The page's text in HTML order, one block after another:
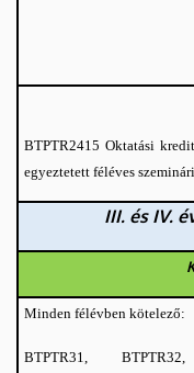
BTPTR2415 Oktatási
egyeztetett féléves
III. és IV.
Minden félévben kötelező:
BTPTR31,